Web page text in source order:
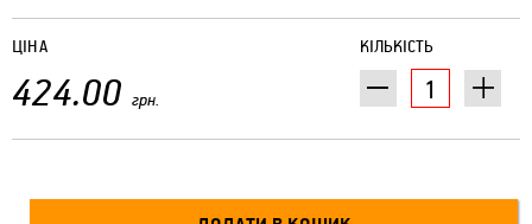
КІЛЬКІСТЬ
ЦІНА
424.00 грн.